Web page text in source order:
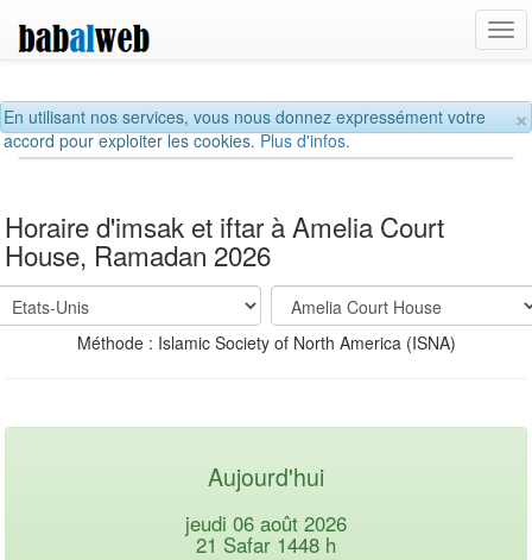
×
En utilisant nos services, vous nous donnez expressément votre
accord pour exploiter les cookies.Plus d'infos.
Horaire d'imsak et iftar à Amelia Court
House, Ramadan 2026
Méthode : Islamic Society of North America (ISNA)
Aujourd'hui
jeudi 06 août 2026
21 Safar 1448 h